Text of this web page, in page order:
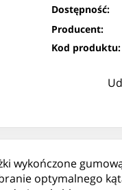
Dostępność:
Producent:
Kod produktu:
wykończone
optymalnego